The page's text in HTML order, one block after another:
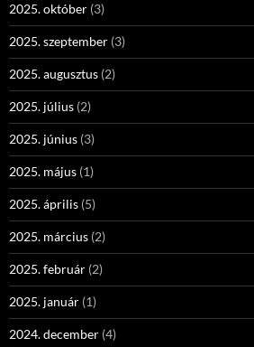
2025. október (3)
2025. szeptember (3)
2025. augusztus (2)
2025. július (2)
2025. június (3)
2025. május (1)
2025. április (5)
2025. március (2)
2025. február (2)
2025. január (1)
2024. december (4)